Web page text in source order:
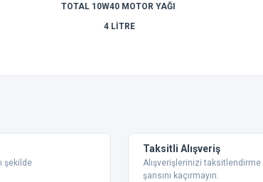
TOTAL 10W40 MOTOR YAĞI
4 LİTRE
şekilde
Taksitli Alışveriş
Alışverişlerinizi taksitlendirme
şansını kaçırmayın.